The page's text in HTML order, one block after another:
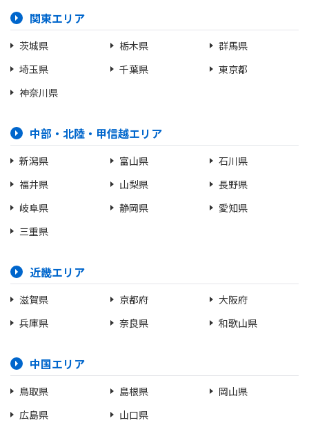
関東エリア
茨城県 栃木県
群馬県
埼玉県
千葉県
東京都
神奈川県
中部・北陸・甲信越エリア
新潟県 富山県
石川県
福井県
山梨県
長野県
岐阜県
静岡県
愛知県
三重県
近畿エリア
滋賀県 京都府
大阪府
兵庫県
奈良県 和歌山県
中国エリア
鳥取県 島根県
岡山県
広島県
山口県